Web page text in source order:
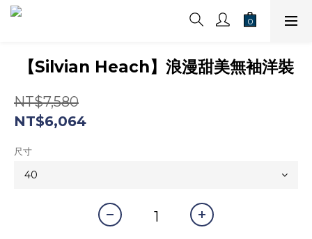
【Silvian Heach】浪漫甜美無袖洋裝
NT$7,580
NT$6,064
尺寸